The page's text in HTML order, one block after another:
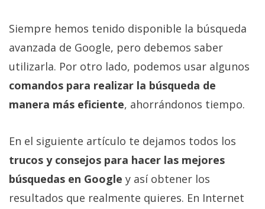
Sorteos
Foros
Contacto
/
nosotros
/
Publicidad
/
Cambiar
Siempre hemos tenido disponible la búsqueda
avanzada de Google, pero debemos saber
utilizarla. Por otro lado, podemos usar algunos
comandos para realizar la búsqueda de
manera más eficiente, ahorrándonos tiempo.
En el siguiente artículo te dejamos todos los
trucos y consejos para hacer las mejores
búsquedas en Google y así obtener los
resultados que realmente quieres. En Internet